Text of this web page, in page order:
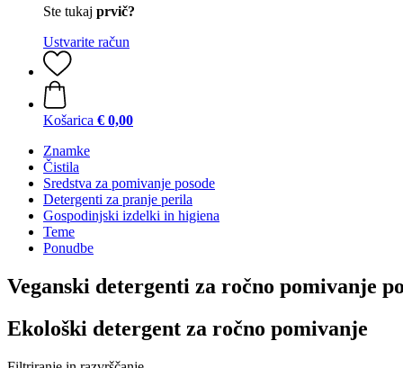
Ste tukaj prvič?
Ustvarite račun
Košarica € 0,00
Znamke
Čistila
Sredstva za pomivanje posode
Detergenti za pranje perila
Gospodinjski izdelki in higiena
Teme
Ponudbe
Veganski detergenti za ročno pomivanje
Ekološki detergent za ročno pomivanje